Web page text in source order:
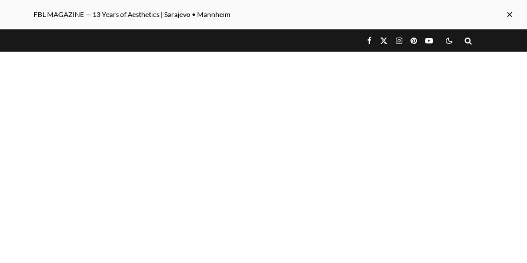
FBL MAGAZINE — 13 Years of Aesthetics | Sarajevo • Mannheim